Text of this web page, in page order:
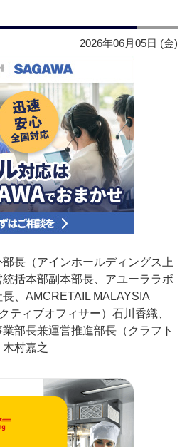
2026年06月05日 (金)
長（アインホールディングス上
括本部副本部長、アユーララボ
、AMCRETAIL MALAYSIA
ティブオフィサー）石川香織、
部長兼運営推進部長（クラフト
村嘉之